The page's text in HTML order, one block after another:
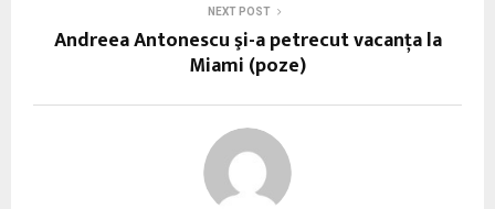
NEXT POST
Andreea Antonescu şi-a petrecut vacanţa la
Miami (poze)